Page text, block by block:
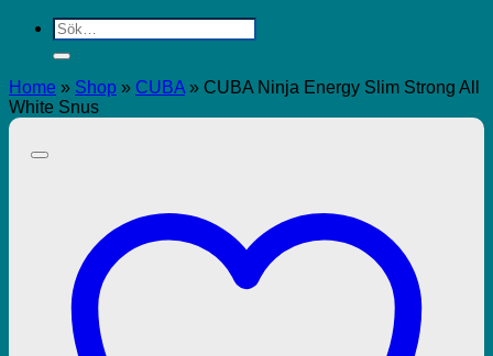
Sök
efter:
Home » Shop » CUBA » CUBA Ninja Energy Slim Strong All
White Snus